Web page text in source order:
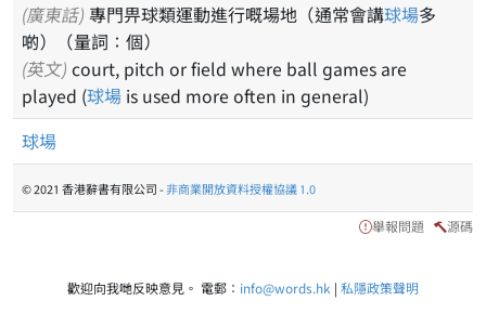
(廣東話) 專門畀球類運動進行嘅場地（通常會講球場多
啲）（量詞：個）
(英文) court, pitch or field where ball games are
played (球場 is used more often in general)
球場
© 2021 香港辭書有限公司 -非商業開放資料授權協議 1.0
舉報問題 源碼
歡迎向我哋反映意見。 電郵： info@words.hk | 私隱政策聲明